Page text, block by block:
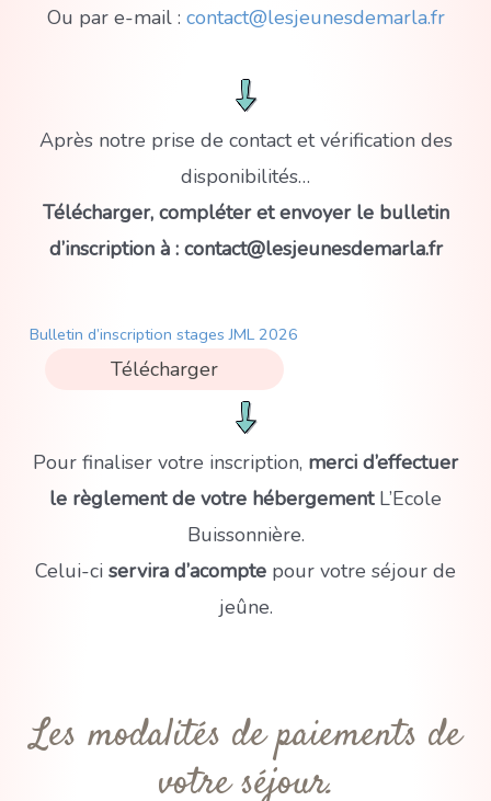
Ou par e-mail : contact@lesjeunesdemarla.fr
Après notre prise de contact et vérification des
disponibilités…
Télécharger, compléter et envoyer le bulletin
d’inscription à : contact@lesjeunesdemarla.fr
Bulletin d’inscription stages JML 2026
Télécharger
Pour finaliser votre inscription, merci d’effectuer
le règlement de votre hébergement L’Ecole
Buissonnière.
Celui-ci servira d’acompte pour votre séjour de
jeûne.
Les modalités de paiements de
votre séjour.